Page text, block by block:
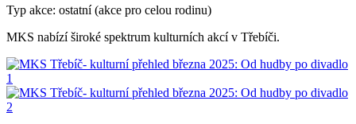
Typ akce: ostatní (akce pro celou rodinu)
MKS nabízí široké spektrum kulturních akcí v Třebíči.